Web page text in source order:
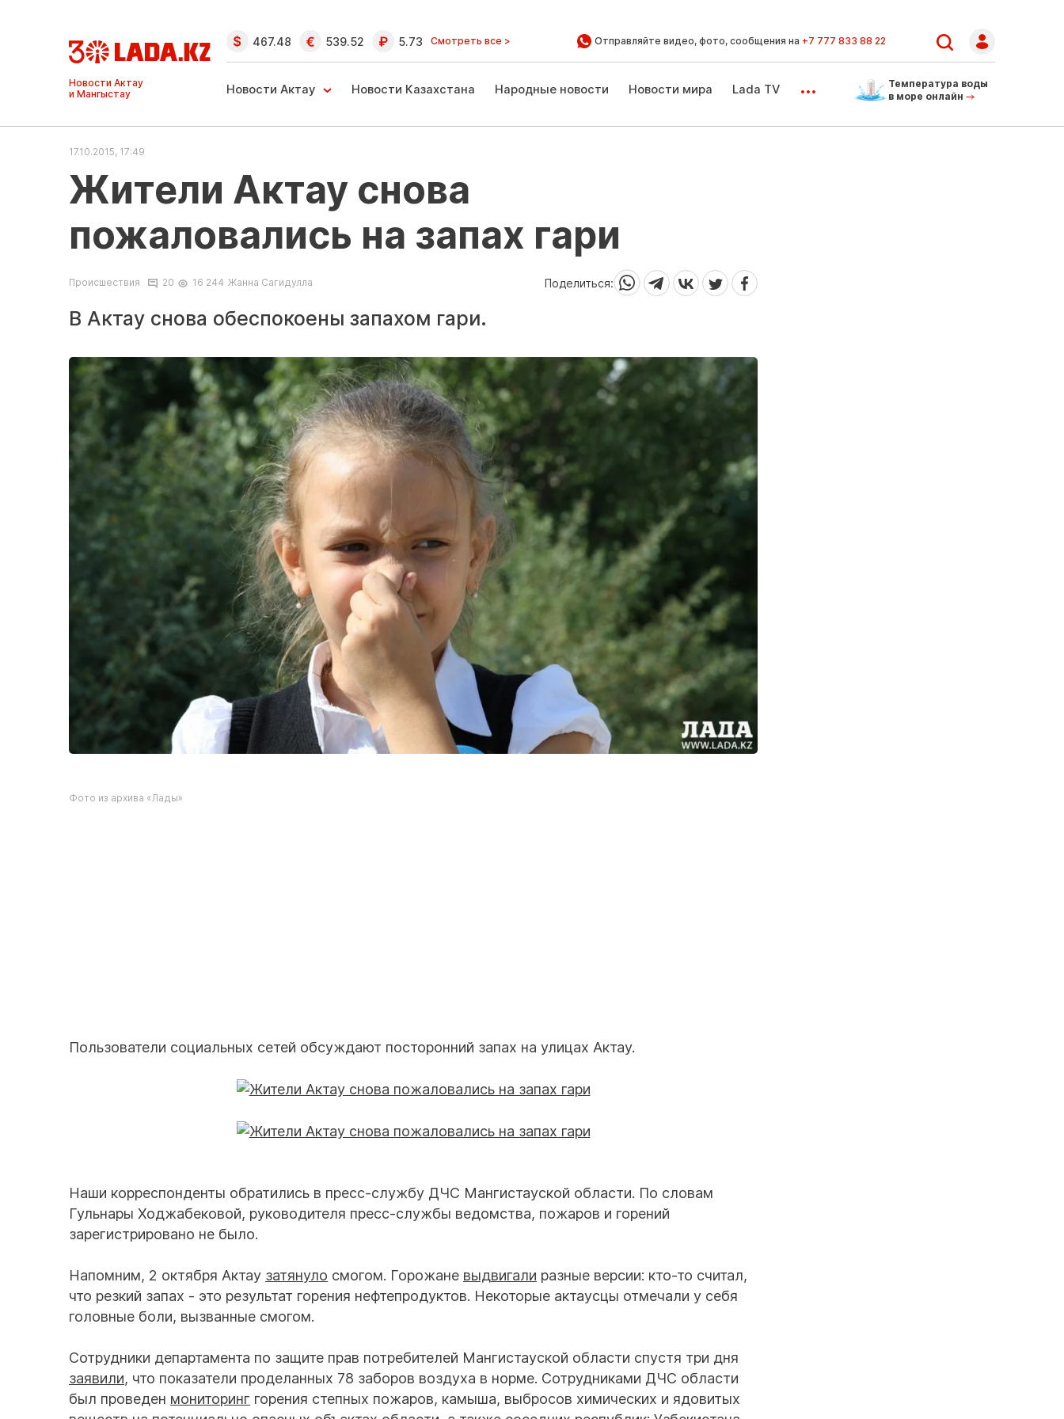
Ақтау және
Манғыстау
жаңалықтары
467.48 539.52 5.73 Смотреть все > Отправляйте видео, фото, сообщения на +7 777 833 88 22
Новости Актау Новости Казахстана Народные новости Новости мира Lada TV ...
Температура воды
в море онлайн
17.10.2015, 17:49
Жители Актау снова
пожаловались на запах гари
Происшествия 20 16 244 Жанна Сагидулла Поделиться:
В Актау снова обеспокоены запахом гари.
Фото из архива «Лады»
Пользователи социальных сетей обсуждают посторонний запах на улицах Актау.
Наши корреспонденты обратились в пресс-службу ДЧС Мангистауской области. По словам
Гульнары Ходжабековой, руководителя пресс-службы ведомства, пожаров и горений
зарегистрировано не было.
Напомним, 2 октября Актау затянуло смогом. Горожане выдвигали разные версии: кто-то считал,
что резкий запах - это результат горения нефтепродуктов. Некоторые актаусцы отмечали у себя
головные боли, вызванные смогом.
Сотрудники департамента по защите прав потребителей Мангистауской области спустя три дня
заявили, что показатели проделанных 78 заборов воздуха в норме. Сотрудниками ДЧС области
был проведен мониторинг горения степных пожаров, камыша, выбросов химических и ядовитых